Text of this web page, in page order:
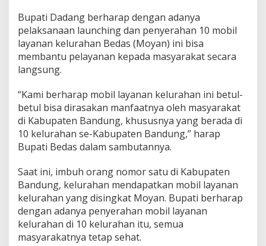
r
a
k
a
u
p
a
t
i
B
n
d
u
n
g
S
e
Bupati Dadang berharap dengan adanya
pelaksanaan launching dan penyerahan 10 mobil
layanan kelurahan Bedas (Moyan) ini bisa
membantu pelayanan kepada masyarakat secara
langsung.
“Kami berharap mobil layanan kelurahan ini betul-
betul bisa dirasakan manfaatnya oleh masyarakat
di Kabupaten Bandung, khususnya yang berada di
10 kelurahan se-Kabupaten Bandung,” harap
Bupati Bedas dalam sambutannya.
Saat ini, imbuh orang nomor satu di Kabupaten
Bandung, kelurahan mendapatkan mobil layanan
kelurahan yang disingkat Moyan. Bupati berharap
dengan adanya penyerahan mobil layanan
kelurahan di 10 kelurahan itu, semua
masyarakatnya tetap sehat.